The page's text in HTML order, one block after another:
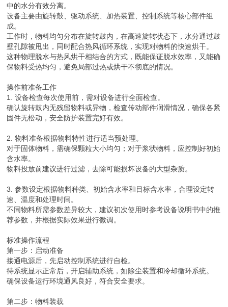
中的水分有效分离。
设备主要由旋转鼓、驱动系统、加热装置、控制系统等核心部件组
成。
工作时，物料均匀分布在旋转鼓内，在高速旋转状态下，水分通过鼓
壁孔隙被甩出，同时配合热风循环系统，实现对物料的快速烘干。
这种物理脱水与热风烘干相结合的方式，既能保证脱水效率，又能确
保物料受热均匀，避免局部过热或烘干不彻底的情况。
操作前准备工作
1. 设备检查每次使用前，需对设备进行全面检查。
确认旋转鼓内无残留物料或异物，检查传动部件润滑情况，确保各紧
固件无松动，安全防护装置完好有效。
2. 物料准备根据物料特性进行适当预处理。
对于固体物料，需确保颗粒大小均匀；对于浆状物料，应控制好初始
含水率。
物料投放前建议进行过滤，去除可能损坏设备的大型杂质。
3. 参数设定根据物料种类、初始含水率和目标含水率，合理设定转
速、温度和处理时间。
不同物料所需参数差异较大，建议初次使用时参考设备说明书中的推
荐参数，并根据实际效果进行微调。
标准操作流程
第一步：启动准备
接通电源后，先启动控制系统进行自检。
待系统显示正常后，开启辅助系统，如除尘装置和冷却循环系统。
确保设备运行环境通风良好，符合安全要求。
第二步：物料装载